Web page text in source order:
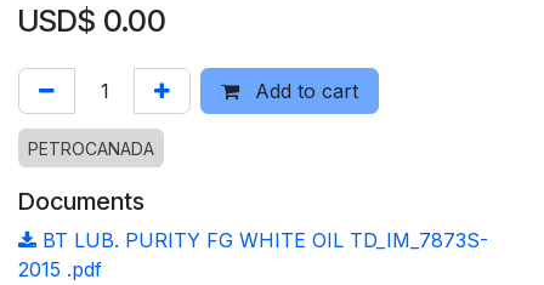
USD$ 0.00
Add to cart
PETROCANADA
Documents
BT LUB. PURITY FG WHITE OIL TD_IM_7873S-
2015 .pdf